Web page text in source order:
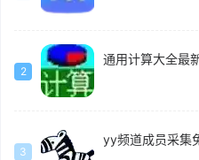
2
通用计算大全最
3
yy频道成员采集